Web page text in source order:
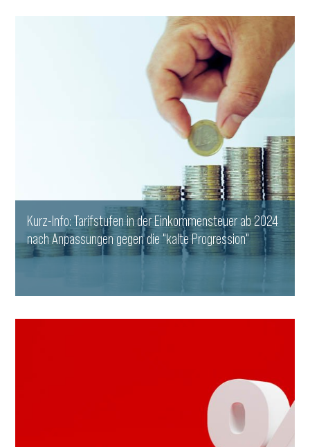
WEITERLESEN
Kurz-Info: Tarifstufen in der Einkommensteuer ab 2024
nach Anpassungen gegen die "kalte Progression"
WEITERLESEN